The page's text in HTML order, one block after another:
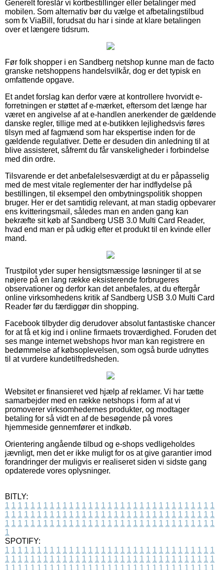
Generelt foreslår vi kortbestillinger eller betalinger med
mobilen. Som alternativ bør du vælge et afbetalingstilbud
som fx ViaBill, forudsat du har i sinde at klare betalingen
over et længere tidsrum.
Før folk shopper i en Sandberg netshop kunne man de facto
granske netshoppens handelsvilkår, dog er det typisk en
omfattende opgave.
Et andet forslag kan derfor være at kontrollere hvorvidt e-
forretningen er støttet af e-mærket, eftersom det længe har
været en angivelse af at e-handlen anerkender de gældende
danske regler, tillige med at e-butikken lejlighedsvis føres
tilsyn med af fagmænd som har ekspertise inden for de
gældende regulativer. Dette er desuden din anledning til at
blive assisteret, såfremt du får vanskeligheder i forbindelse
med din ordre.
Tilsvarende er det anbefalelsesværdigt at du er påpasselig
med de mest vitale reglementer der har indflydelse på
bestillingen, til eksempel den ombytningspolitik shoppen
bruger. Her er det samtidig relevant, at man stadig opbevarer
ens kvitteringsmail, således man en anden gang kan
bekræfte sit køb af Sandberg USB 3.0 Multi Card Reader,
hvad end man er på udkig efter et produkt til en kvinde eller
mand.
Trustpilot yder super hensigtsmæssige løsninger til at se
nøjere på en lang række eksisterende forbrugeres
observationer og derfor kan det anbefales, at du eftergår
online virksomhedens kritik af Sandberg USB 3.0 Multi Card
Reader før du færdiggør din shopping.
Facebook tilbyder dig derudover absolut fantastiske chancer
for at få et kig ind i online firmaets troværdighed. Foruden det
ses mange internet webshops hvor man kan registrere en
bedømmelse af købsoplevelsen, som også burde udnyttes
til at vurdere kundetilfredsheden.
Websitet er finansieret ved hjælp af reklamer. Vi har tætte
samarbejder med en række netshops i form af at vi
promoverer virksomhedernes produkter, og modtager
betaling for så vidt en af de besøgende på vores
hjemmeside gennemfører et indkøb.
Orientering angående tilbud og e-shops vedligeholdes
jævnligt, men det er ikke muligt for os at give garantier imod
forandringer der muligvis er realiseret siden vi sidste gang
opdaterede vores oplysninger.
BITLY:
1 1 1 1 1 1 1 1 1 1 1 1 1 1 1 1 1 1 1 1 1 1 1 1 1 1 1 1 1 1 1 1 1
1 1 1 1 1 1 1 1 1 1 1 1 1 1 1 1 1 1 1 1 1 1 1 1 1 1 1 1 1 1 1 1 1
1 1 1 1 1 1 1 1 1 1 1 1 1 1 1 1 1 1 1 1 1 1 1 1 1 1 1 1 1 1 1 1 1
1
SPOTIFY:
1 1 1 1 1 1 1 1 1 1 1 1 1 1 1 1 1 1 1 1 1 1 1 1 1 1 1 1 1 1 1 1 1
1 1 1 1 1 1 1 1 1 1 1 1 1 1 1 1 1 1 1 1 1 1 1 1 1 1 1 1 1 1 1 1 1
1 1 1 1 1 1 1 1 1 1 1 1 1 1 1 1 1 1 1 1 1 1 1 1 1 1 1 1 1 1 1 1 1